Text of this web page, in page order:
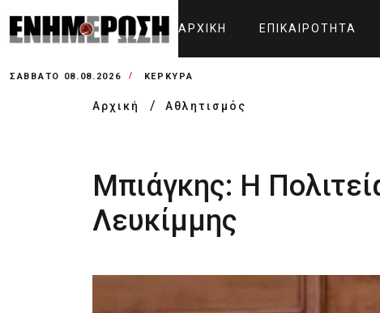
ΑΡΧΙΚΉ ΕΠΙΚΑΙΡΌΤΗΤΑ
ΣΆΒΒΑΤΟ 08.08.2026 ΚΕΡΚΥΡΑ
Αρχική Αθλητισμός
Μπιάγκης: Η
Λευκίμμης